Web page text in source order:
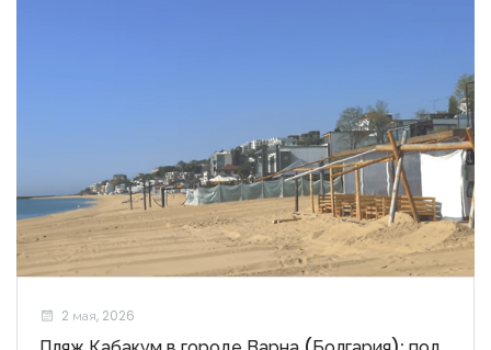
2 мая, 2026